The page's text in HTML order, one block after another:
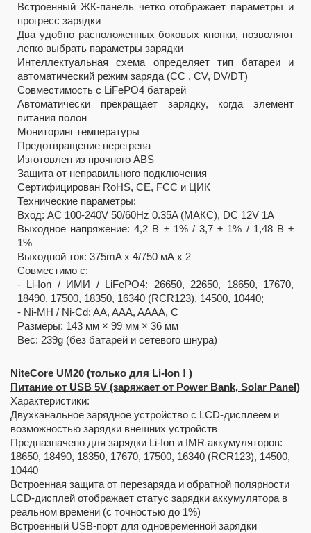
Встроенный ЖК-панель четко отображает параметры и
прогресс зарядки
Два удобно расположенных боковых кнопки, позволяют
легко выбрать параметры зарядки
Интеллектуальная схема определяет тип батареи и
автоматический режим заряда (CC , CV, DV/DT)
Совместимость с LiFePO4 батарей
Автоматически прекращает зарядку, когда элемент
питания полон
Мониторинг температуры
Предотвращение перегрева
Изготовлен из прочного ABS
Защита от неправильного подключения
Сертифицирован RoHS, CE, FCC и ЦИК
Технические параметры:
Вход: AC 100-240V 50/60Hz 0.35A (МАКС), DC 12V 1A
Выходное напряжение: 4,2 В ± 1% / 3,7 ± 1% / 1,48 В ±
1%
Выходной ток: 375mA х 4/750 мА х 2
Совместимо с:
- Li-Ion / ИМИ / LiFePO4: 26650, 22650, 18650, 17670,
18490, 17500, 18350, 16340 (RCR123), 14500, 10440;
- Ni-MH / Ni-Cd: AA, AAA, AAAA, C
Размеры: 143 мм × 99 мм × 36 мм
Вес: 239g (без батарей и сетевого шнура)
NiteCore UM20 (только для Li-Ion ! )
Питание от USB 5V (заряжает от Power Bank, Solar Panel)
Характеристики:
Двухканальное зарядное устройство с LCD-дисплеем и
возможностью зарядки внешних устройств
Предназначено для зарядки Li-Ion и IMR аккумуляторов:
18650, 18490, 18350, 17670, 17500, 16340 (RCR123), 14500,
10440
Встроенная защита от перезаряда и обратной полярности
LCD-дисплей отображает статус зарядки аккумулятора в
реальном времени (с точностью до 1%)
Встроенный USB-порт для одновременной зарядки